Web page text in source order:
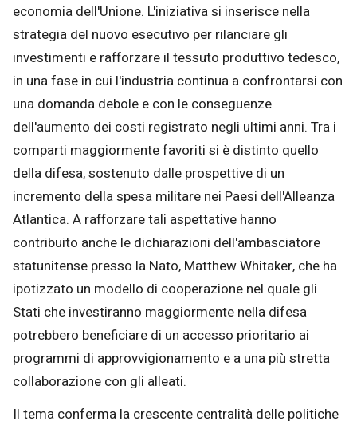
economia dell'Unione. L'iniziativa si inserisce nella
strategia del nuovo esecutivo per rilanciare gli
investimenti e rafforzare il tessuto produttivo tedesco,
in una fase in cui l'industria continua a confrontarsi con
una domanda debole e con le conseguenze
dell'aumento dei costi registrato negli ultimi anni. Tra i
comparti maggiormente favoriti si è distinto quello
della difesa, sostenuto dalle prospettive di un
incremento della spesa militare nei Paesi dell'Alleanza
Atlantica. A rafforzare tali aspettative hanno
contribuito anche le dichiarazioni dell'ambasciatore
statunitense presso la Nato, Matthew Whitaker, che ha
ipotizzato un modello di cooperazione nel quale gli
Stati che investiranno maggiormente nella difesa
potrebbero beneficiare di un accesso prioritario ai
programmi di approvvigionamento e a una più stretta
collaborazione con gli alleati.
Il tema conferma la crescente centralità delle politiche